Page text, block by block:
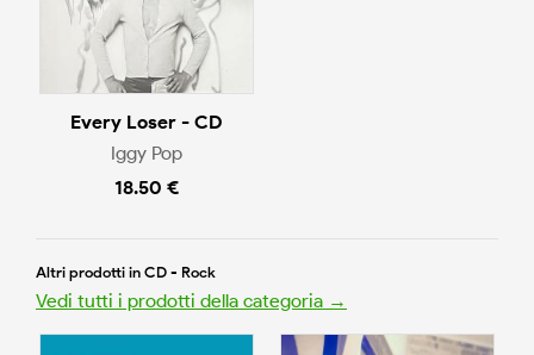
Every Loser - CD
Iggy Pop
18.50 €
Altri prodotti in CD - Rock
Vedi tutti i prodotti della categoria →